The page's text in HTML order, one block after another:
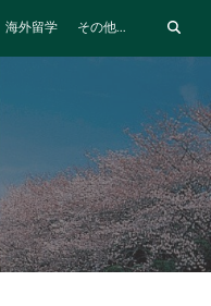
海外留学 その他...